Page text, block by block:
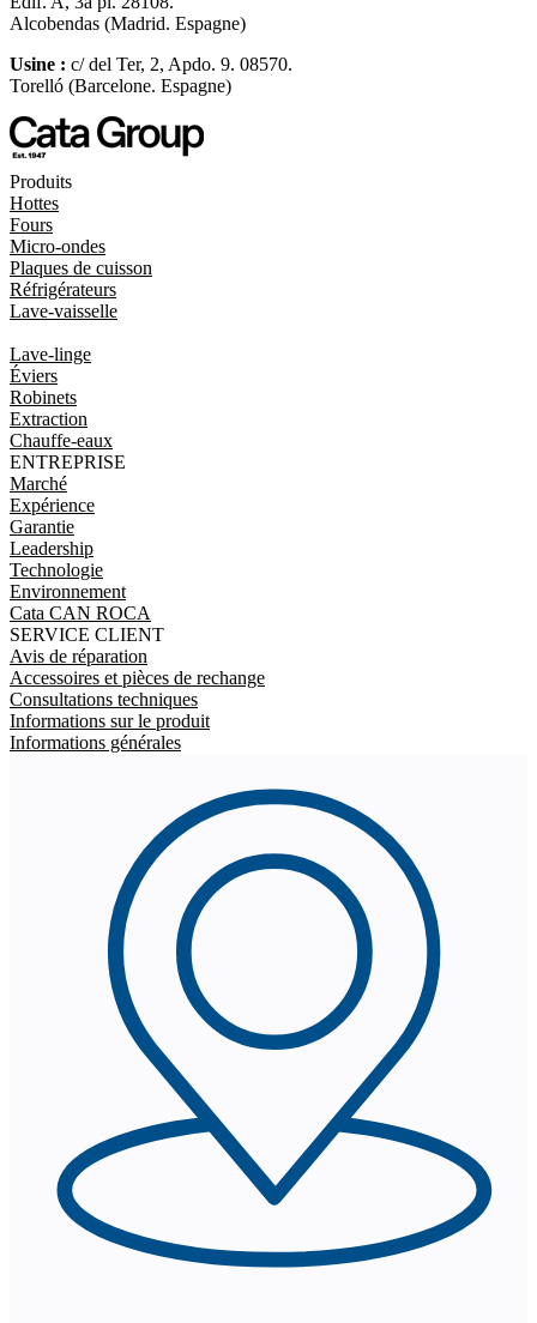
Alcobendas (Madrid. Espagne)
Usine : c/ del Ter, 2, Apdo. 9. 08570.
Torelló (Barcelone. Espagne)
Produits
Hottes
Fours
Micro-ondes
Plaques de cuisson
Réfrigérateurs
Lave-vaisselle
Lave-linge
Éviers
Robinets
Extraction
Chauffe-eaux
ENTREPRISE
Marché
Expérience
Garantie
Leadership
Technologie
Environnement
Cata CAN ROCA
SERVICE CLIENT
Avis de réparation
Accessoires et pièces de rechange
Consultations techniques
Informations sur le produit
Informations générales